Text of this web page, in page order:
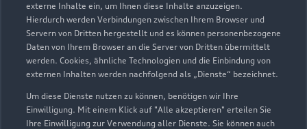
externe Inhalte ein, um Ihnen diese Inhalte anzuzeigen.
Hierdurch werden Verbindungen zwischen Ihrem Browser und
Servern von Dritten hergestellt und es können personenbezogene
Daten von Ihrem Browser an die Server von Dritten übermittelt
werden. Cookies, ähnliche Technologien und die Einbindung von
externen Inhalten werden nachfolgend als „Dienste“ bezeichnet.
Um diese Dienste nutzen zu können, benötigen wir Ihre
Einwilligung. Mit einem Klick auf "Alle akzeptieren" erteilen Sie
Ihre Einwilligung zur Verwendung aller Dienste. Sie können auch
Bickelsberger Straße 40
72348 Rosenfeld